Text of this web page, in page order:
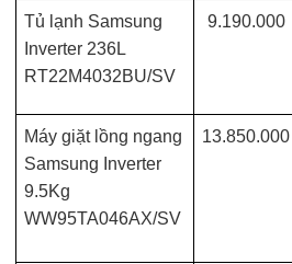
Tủ lạnh Samsung
Inverter 236L
RT22M4032BU/SV
9.190.000
Máy giặt lồng ngang
Samsung Inverter
9.5Kg
WW95TA046AX/SV
13.850.000